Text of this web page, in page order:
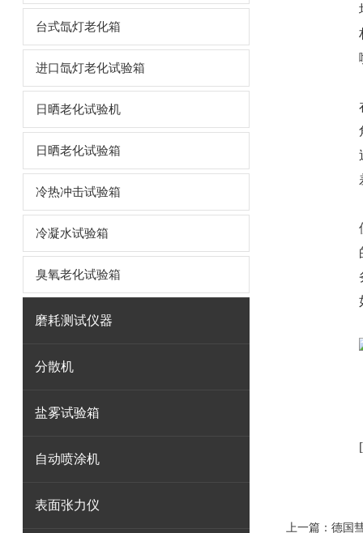
台式氙灯老化箱
进口氙灯老化试验箱
日晒老化试验机
日晒老化试验箱
冷热冲击试验箱
冷凝水试验箱
臭氧老化试验箱
磨耗测试仪器
分散机
盐雾试验箱
自动喷涂机
表面张力仪
上一篇： 德国